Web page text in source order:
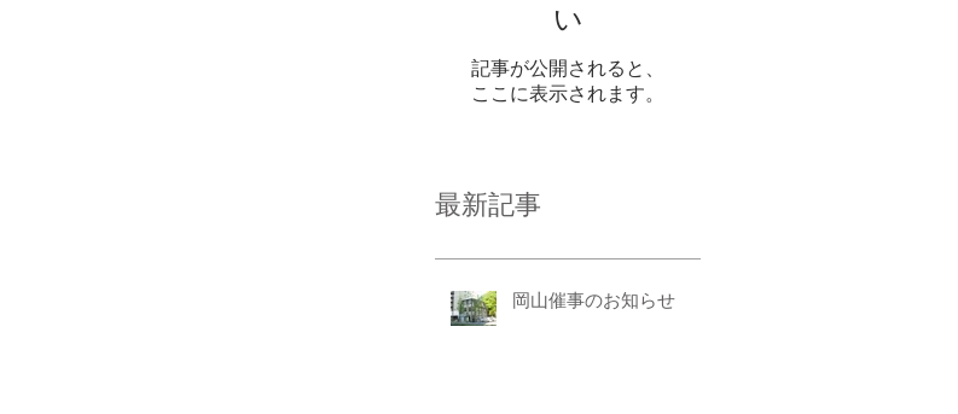
い
記事が公開されると、
ここに表示されます。
最新記事
岡山催事のお知らせ